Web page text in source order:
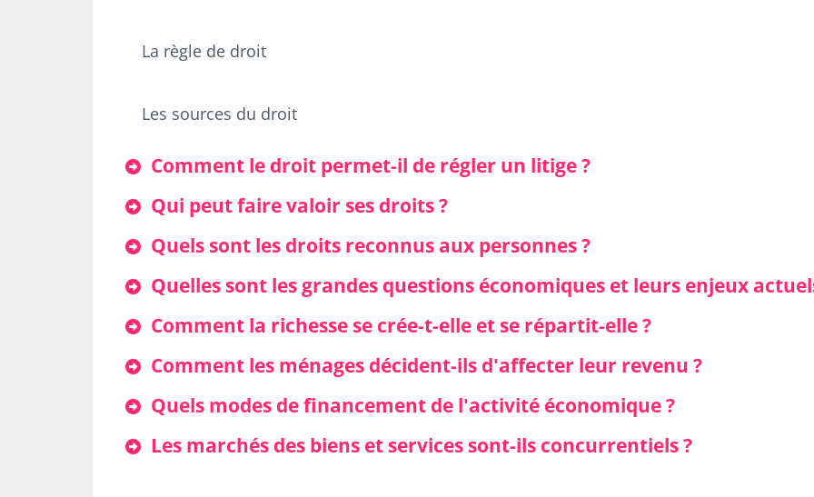
La règle de droit
Les sources du droit
Comment le droit permet-il de régler un litige ?
Qui peut faire valoir ses droits ?
Quels sont les droits reconnus aux personnes ?
Quelles sont les grandes questions économiques et leurs enjeux
Comment la richesse se crée-t-elle et se répartit-elle ?
Comment les ménages décident-ils d'affecter leur revenu ?
Quels modes de financement de l'activité économique ?
Les marchés des biens et services sont-ils concurrentiels ?